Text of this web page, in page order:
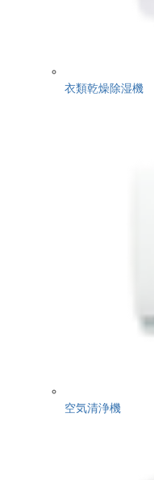
衣類乾燥除湿機
空気清浄機